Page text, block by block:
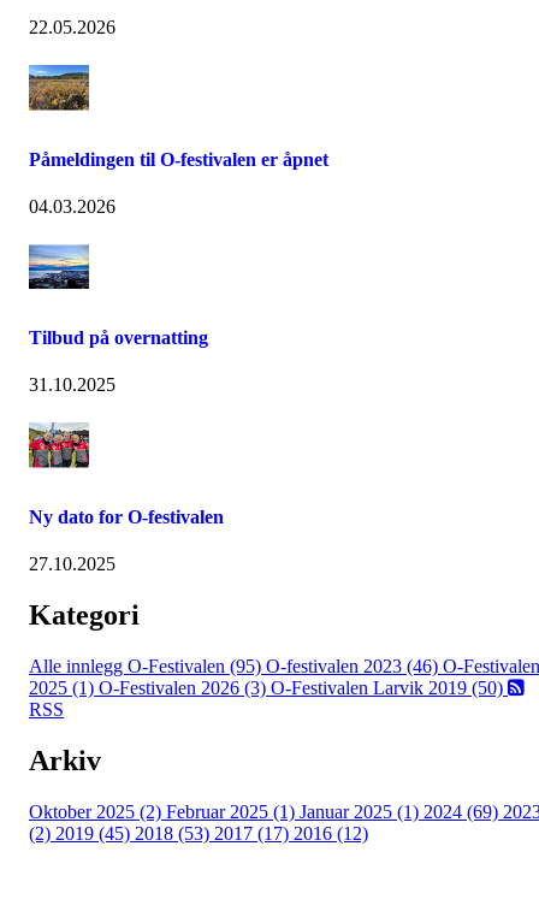
22.05.2026
Påmeldingen til O-festivalen er åpnet
04.03.2026
Tilbud på overnatting
31.10.2025
Ny dato for O-festivalen
27.10.2025
Kategori
Alle innlegg O-Festivalen (95) O-festivalen 2023 (46) O-Festivalen
2025 (1) O-Festivalen 2026 (3) O-Festivalen Larvik 2019 (50)
RSS
Arkiv
Oktober 2025 (2) Februar 2025 (1) Januar 2025 (1) 2024 (69)
(2) 2019 (45) 2018 (53) 2017 (17) 2016 (12)